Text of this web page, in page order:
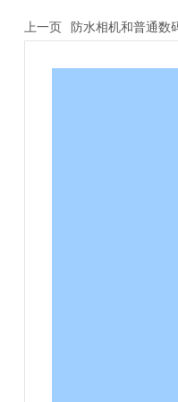
上一页 防水相机和普通数